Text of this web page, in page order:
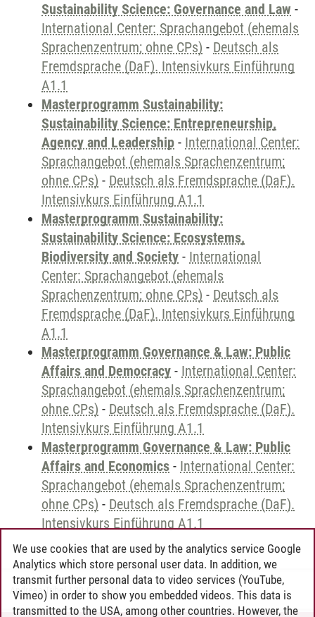
Sustainability Science: Governance and Law -
International Center: Sprachangebot (ehemals
Sprachenzentrum; ohne CPs) - Deutsch als
Fremdsprache (DaF). Intensivkurs Einführung
A1.1
Masterprogramm Sustainability:
Sustainability Science: Entrepreneurship,
Agency and Leadership - International Center:
Sprachangebot (ehemals Sprachenzentrum;
ohne CPs) - Deutsch als Fremdsprache (DaF).
Intensivkurs Einführung A1.1
Masterprogramm Sustainability:
Sustainability Science: Ecosystems,
Biodiversity and Society - International
Center: Sprachangebot (ehemals
Sprachenzentrum; ohne CPs) - Deutsch als
Fremdsprache (DaF). Intensivkurs Einführung
A1.1
Masterprogramm Governance & Law: Public
Affairs and Democracy - International Center:
Sprachangebot (ehemals Sprachenzentrum;
ohne CPs) - Deutsch als Fremdsprache (DaF).
Intensivkurs Einführung A1.1
Masterprogramm Governance & Law: Public
Affairs and Economics - International Center:
Sprachangebot (ehemals Sprachenzentrum;
ohne CPs) - Deutsch als Fremdsprache (DaF).
Intensivkurs Einführung A1.1
Andreea Tribel 30.06.2024
We use cookies that are used by the analytics service Google
Analytics which store personal user data. In addition, we
transmit further personal data to video services (YouTube,
Vimeo) in order to show you embedded videos. This data is
transmitted to the USA, among other countries. However, the